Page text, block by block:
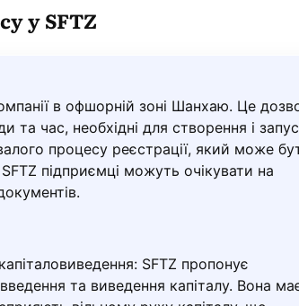
у SFTZ
в офшорній зоні Шанхаю. Це
та час, необхідні для створення і
процесу реєстрації, який може
підприємці можуть очікувати на
SFTZ пропонує
та виведення капіталу. Вона